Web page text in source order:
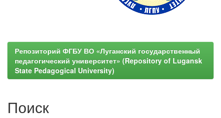
Репозиторий ФГБУ ВО «Луганский государственный
педагогический университет» (Repository of Lugansk
State Pedagogical University)
Поиск